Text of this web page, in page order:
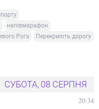
напівмарафон
Рога
Перекриють дорогу
СУБОТА, 08 СЕРПНЯ
20:34